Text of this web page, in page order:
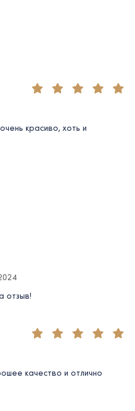
красиво, хоть и
отзыв!
качество и отлично